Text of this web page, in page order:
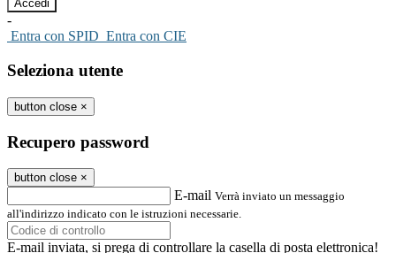
-
Entra con SPID Entra con CIE
Seleziona utente
button close ×
Recupero password
button close ×
E-mail Verrà inviato un messaggio
all'indirizzo indicato con le istruzioni necessarie.
E-mail inviata, si prega di controllare la casella di posta elettronica!